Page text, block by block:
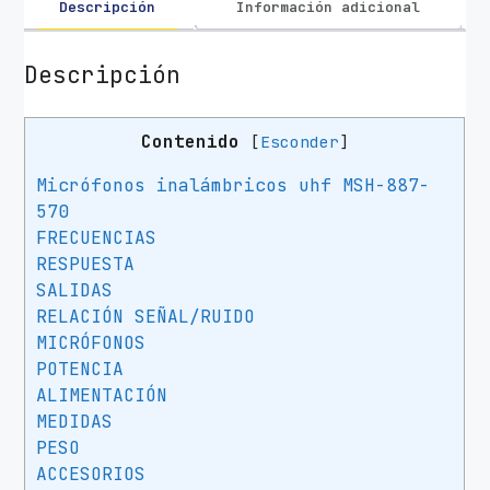
Descripción Información adicional
Descripción
Contenido [Esconder]
Micrófonos inalámbricos uhf MSH-887-
570
FRECUENCIAS
RESPUESTA
SALIDAS
RELACIÓN SEÑAL/RUIDO
MICRÓFONOS
POTENCIA
ALIMENTACIÓN
MEDIDAS
PESO
ACCESORIOS